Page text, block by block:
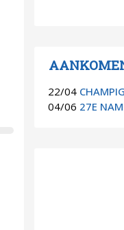
22/04
04/06 27E